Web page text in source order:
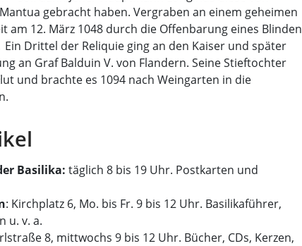
gebracht haben. Vergraben an einem geheimen
am 12. März 1048 durch die Offenbarung eines Blinden
Drittel der Reliquie ging an den Kaiser und später
an Graf Balduin V. von Flandern. Seine Stieftochter
und brachte es 1094 nach Weingarten in die
Basilika: täglich 8 bis 19 Uhr. Postkarten und
: Kirchplatz 6, Mo. bis Fr. 9 bis 12 Uhr. Basilikaführer,
u. v. a.
8, mittwochs 9 bis 12 Uhr. Bücher, CDs, Kerzen,